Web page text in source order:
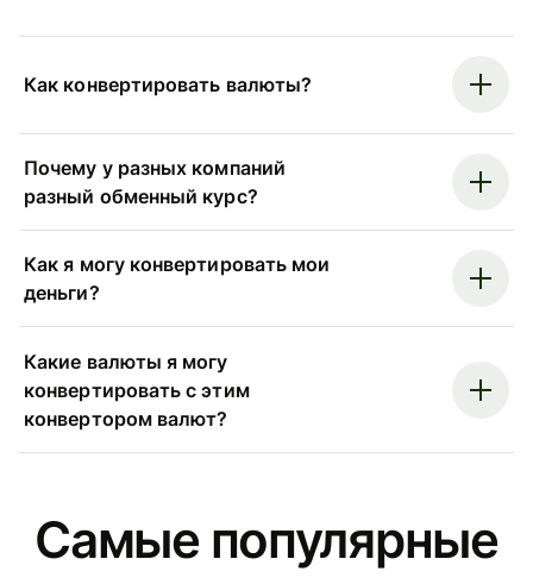
Как конвертировать валюты?
Почему у разных компаний
разный обменный курс?
Как я могу конвертировать мои
деньги?
Какие валюты я могу
конвертировать с этим
конвертором валют?
Самые популярные